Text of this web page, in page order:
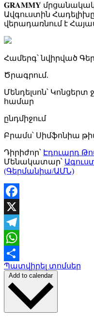
𝐆𝐑𝐀𝐌𝐌𝐘
Ավգուստին
վերադառնում է
Համերգ՝ նվիրված
Ծրագրում.
Մենդելսոն՝
համար
ընդմիջում
Բրամս՝ Սիմֆոնիա
Դիրիժոր՝ Էդուարդ
Մենակատար՝
(Գերմանիա/ԱՄՆ)
Facebook
X
Telegram
WhatsApp
Share
Պատվիրել տոմսեր
Add to calendar